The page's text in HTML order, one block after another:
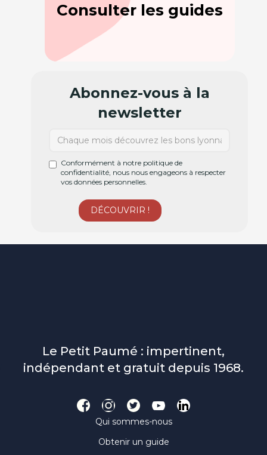
Consulter les guides
Abonnez-vous à la
newsletter
Conformément à notre politique de
confidentialité, nous nous engageons à respecter
vos données personnelles.
Le Petit Paumé : impertinent,
indépendant et gratuit depuis 1968.
Qui sommes-nous
Obtenir un guide